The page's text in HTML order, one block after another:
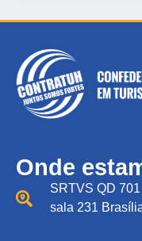
Onde
SRTVS QD 701
sala 231